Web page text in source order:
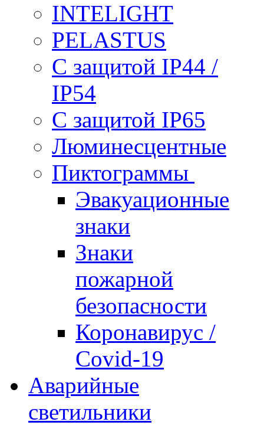
INTELIGHT
PELASTUS
С защитой IP44 /
IP54
С защитой IP65
Люминесцентные
Пиктограммы
Эвакуационные
знаки
Знаки
пожарной
безопасности
Коронавирус /
Covid-19
Аварийные
светильники